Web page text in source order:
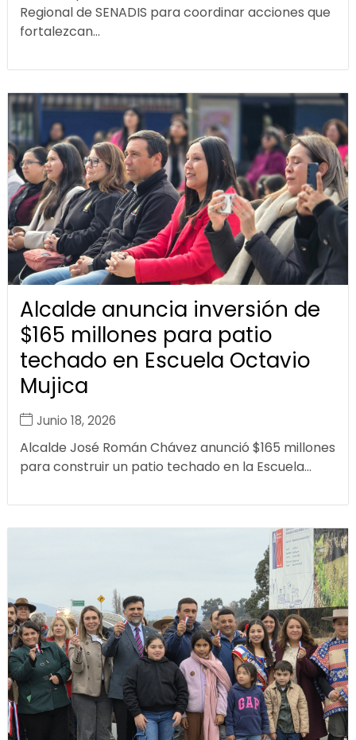
Regional de SENADIS para coordinar acciones que
fortalezcan...
Alcalde anuncia inversión de
$165 millones para patio
techado en Escuela Octavio
Mujica
Junio 18, 2026
Alcalde José Román Chávez anunció $165 millones
para construir un patio techado en la Escuela...